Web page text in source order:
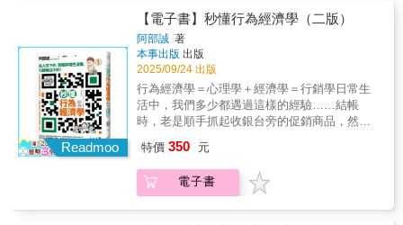
品的價格確實會隨著時間有波動，這是很正常
的事，但看著喜歡的模型玩具在發售當天，就
被一些對作品毫無愛意的轉賣仔，當作金融商
品掃貨、囤貨，甚至炒作，製造人為稀缺，實
在是很心痛。 如果你還不瞭解轉賣仔的生態，
或者這個現象造成的問題，身為一名喜歡動畫
文化、有在收集玩具的玩家，真心希望讀者能
行為背後的運作內幕！
&mdash;&mdash;SHINN 遊戲YouTuber
利潤全投資於高級手錶，正在等待回收報酬的
那一天。本書完整記錄轉賣仔的「工作流
程」，除了最基本的市場分析、備貨與銷售，
轉賣仔也得規避法律與風險，建立起穩定的銷
售管道與客群。一連串看似與一般商業買賣無
異的環節，展現了轉賣仔精準的商業眼光，但
也呈現轉賣仔巨額獲益下，對自由市場的衝
擊。💸好評推薦身為一名熱愛模型玩具的玩
家，這幾年最無奈的時刻，肯定是看著自己喜
些貨源往往不是流向真心喜歡玩具的同好手
中，而是落入了根本不玩模型，只在乎價差利
潤的轉賣仔手中。我認為商品的價格確實會隨
求勝】如何促成雙方合作，在互動中雙贏？→
看懂自己身處的賽局，激發互惠互利的情緒機
制。【情場順利】情侶爭奪約會地點，如何做
出彼此都開心的最佳選擇？→從戀愛賽局，找
出相對優勢策略的組合。本書以賽局理論、行
為經濟學、演化論、心理學、腦科學為架構，
用深具啟發性的觀點解讀決策背後的情緒機
人性的直覺思維模式著手，搭配多項有趣的實
驗成果、研究案例，以詼諧睿智的敘事手法，
讓你有效率的認知升級，學會：1. 精準判斷局
勢我該蓋牌還是加碼？要妥協還是堅持？會得
訊號：經濟指標。經濟指標就像一國的「經濟
儀表板」，清楚呈現經濟是在擴張還是衰退、
企業景氣是否好轉、通膨是否升溫、就業是否
穩健，以及全球供需是否發生變化。這些指標
才是真正推動股市、匯率、利率與原物料價格
的核心資訊，能提醒你市場風向是否悄悄轉
變，甚至露出危險訊號，好提前調整策略；例
如當通膨降溫，代表央行升息壓力減輕，甚至
有望降息，可以逐步加碼科技股和成長股；又
需求回升，帶動台韓等出口國訂單增加，適合
布局景氣循環股與原物料……。唯有讀懂經濟
指標，才能跟市場攜手合作、順勢加減碼，不
Readmoo
【電子書】秒懂行為經濟學（二版）
阿部誠 著
本事出版 出版
2025/09/24 出版
行為經濟學＝心理學＋經濟學＝行銷學日常生
活中，我們多少都遇過這樣的經驗……結帳
時，老是順手抓起收銀台旁的促銷商品，然而
的名牌精品，愈容易造成瘋搶熱潮？！──社會
偏好（威卜蘭效應）超夯藝人代言的產品總覺
得一定很有效？！──定錨捷思法（光環效應）
特價 350 元
電子書